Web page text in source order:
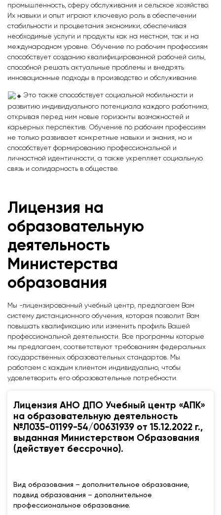
промышленность, сферу обслуживания и сельское хозяйство.
Их навыки и опыт играют ключевую роль в обеспечении
стабильности и процветания экономики, обеспечивая
необходимые услуги и продукты как на местном, так и на
международном уровне. Обучение по рабочим профессиям
способствует созданию квалифицированной рабочей силы,
способной решать актуальные проблемы и внедрять
инновационные подходы в производство и обслуживание.
Это также способствует социальной мобильности и
развитию индивидуального потенциала каждого работника,
открывая перед ним новые горизонты возможностей и
карьерных перспектив. Обучение по рабочим профессиям
не только развивает конкретные навыки и знания, но и
способствует формированию профессиональной и
личностной идентичности, а также укрепляет социальную
связь и солидарность в обществе.
Лицензия на
образовательную
деятельность
Министерства
образования
Мы -лицензированный учебный центр, предлагаем Вам
систему дистанционного обучения, которая позволит Вам
повышать квалификацию или изменить профиль Вашей
профессиональной деятельности. Все программы которые
мы предлагаем, соответствуют требованиям федеральных
государственных образовательных стандартов. Мы
работаем с каждым клиентом индивидуально, чтобы
удовлетворить его образовательные потребности.
Лицензия АНО ДПО Учебный центр «АПК»
на образовательную деятельность
№Л035-01199-54/00631939 от 15.12.2022 г.,
выданная Министерством Образования
(действует бессрочно).
Вид образования – дополнительное образование,
подвид образования – дополнительное
профессиональное образование.